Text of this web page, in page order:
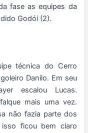
fase as equipes da
Godói (2).
técnica do Cerro
Danilo. Em seu
escalou Lucas.
mais uma vez.
não fazia parte dos
ficou bem claro